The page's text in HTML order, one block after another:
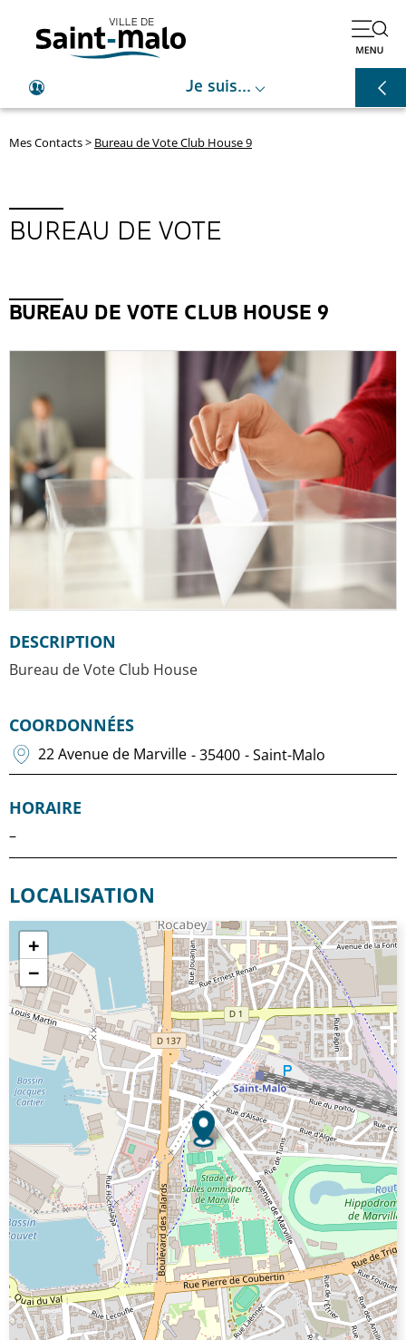
Je suis... ⌵
Mes Contacts> Bureau de Vote Club House 9
BUREAU DE VOTE
BUREAU DE VOTE CLUB HOUSE 9
DESCRIPTION
Bureau de Vote Club House
COORDONNÉES
22 Avenue de Marville - 35400 - Saint-Malo
HORAIRE
–
LOCALISATION
+
−